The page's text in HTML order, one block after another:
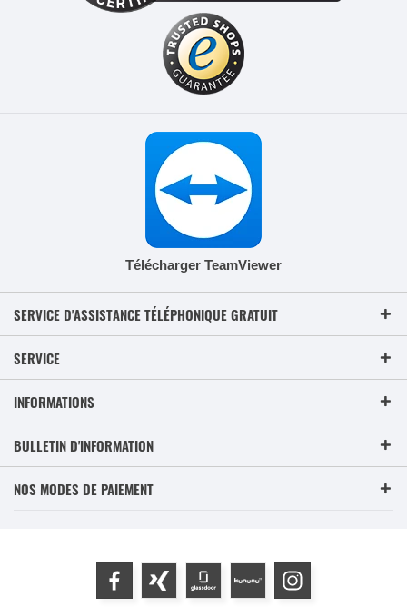
Télécharger TeamViewer
SERVICE D'ASSISTANCE TÉLÉPHONIQUE GRATUIT
SERVICE
INFORMATIONS
BULLETIN D'INFORMATION
NOS MODES DE PAIEMENT